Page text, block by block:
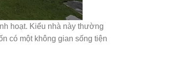
hoạt. Kiểu nhà này thường
có một không gian sống tiện